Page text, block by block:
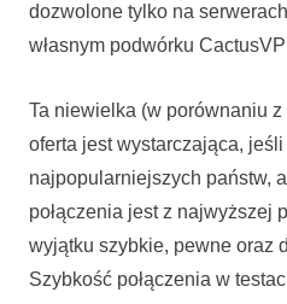
dozwolone tylko na
własnym podwórku
Ta niewielka (w porównaniu z
oferta jest wystarczająca,
najpopularniejszych państw,
połączenia jest z najwyższej
wyjątku szybkie, pewne oraz
Szybkość połączenia w